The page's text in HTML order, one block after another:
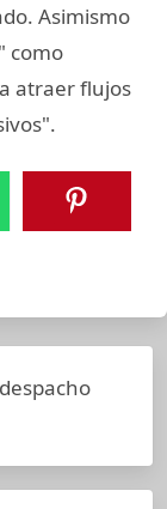
Asimismo
como
atraer flujos